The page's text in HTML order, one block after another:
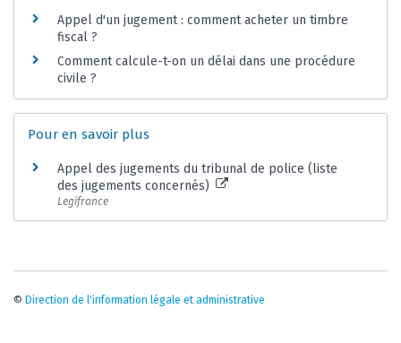
Appel d'un jugement : comment acheter un timbre
fiscal ?
Comment calcule-t-on un délai dans une procédure
civile ?
Pour en savoir plus
Appel des jugements du tribunal de police (liste
des jugements concernés)
Legifrance
© Direction de l'information légale et administrative